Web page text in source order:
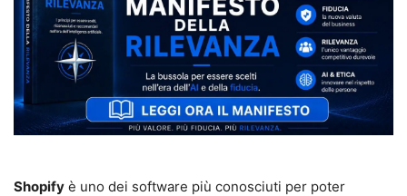
Shopify è uno dei software più conosciuti per poter